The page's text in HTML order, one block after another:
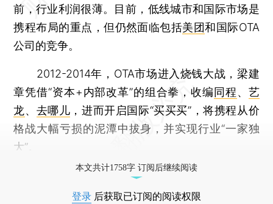
前，行业利润很薄。目前，低线城市和国际市场是
携程布局的重点，但仍然面临包括美团和国际OTA
公司的竞争。
2012-2014年，OTA市场进入烧钱大战，梁建
章凭借“资本+内部改革”的组合拳，收编 同程、 艺
龙、 去哪儿 ，进而开启国际“买买买”，将携程从价
格战大幅亏损的泥潭中拔身，并实现行业“一家独
大”。
本文共计1758字 订阅后继续阅读
登录 后获取已订阅的阅读权限